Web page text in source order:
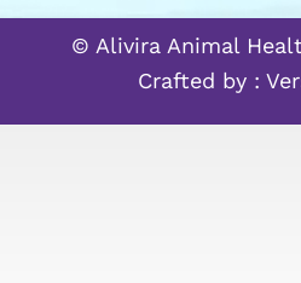
© Alivira Animal
Crafted by :